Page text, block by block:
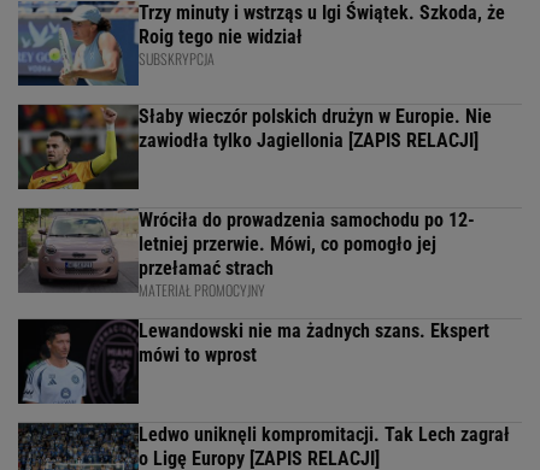
Trzy minuty i wstrząs u Igi Świątek. Szkoda, że
Roig tego nie widział
SUBSKRYPCJA
Słaby wieczór polskich drużyn w Europie. Nie
zawiodła tylko Jagiellonia [ZAPIS RELACJI]
Wróciła do prowadzenia samochodu po 12-
letniej przerwie. Mówi, co pomogło jej
przełamać strach
MATERIAŁ PROMOCYJNY
Lewandowski nie ma żadnych szans. Ekspert
mówi to wprost
Ledwo uniknęli kompromitacji. Tak Lech zagrał
o Ligę Europy [ZAPIS RELACJI]